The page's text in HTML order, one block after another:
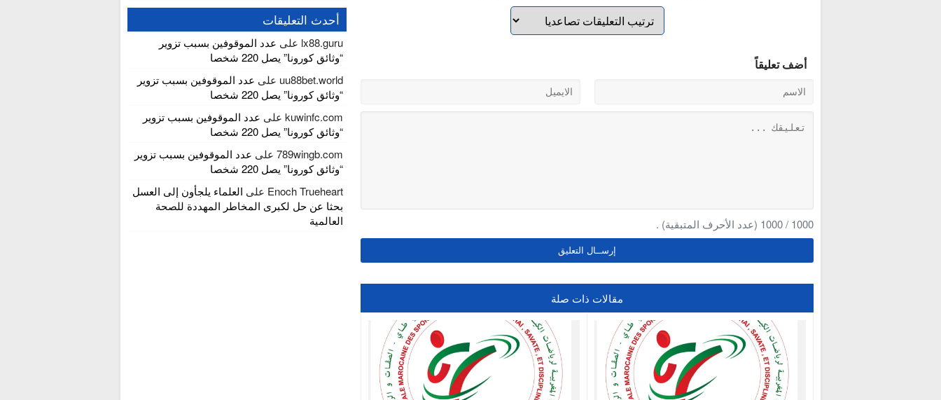
أضف تعليقاً
1000
/
1000 (عدد الأحرف المتبقية) .
مقالات ذات صلة
أحدث التعليقات
lx88.guru على عدد الموقوفين بسبب تزوير
“وثائق كورونا” يصل 220 شخصا
uu88bet.world على عدد الموقوفين بسبب تزوير
“وثائق كورونا” يصل 220 شخصا
kuwinfc.comعلى عدد الموقوفين بسبب تزوير
“وثائق كورونا” يصل 220 شخصا
789wingb.comعلى عدد الموقوفين بسبب تزوير
“وثائق كورونا” يصل 220 شخصا
Enoch Trueheart على العلماء يلجأون إلى العسل
بحثا عن حل لكبرى المخاطر المهددة للصحة
العالمية